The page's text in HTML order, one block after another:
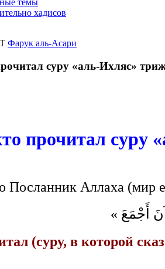
темы
хадисов
Фарук аль-Асари
суру «аль-Ихляс»
прочитал суру
Посланник Аллаха (мир
أَجْمَعَ »
(суру, в которой